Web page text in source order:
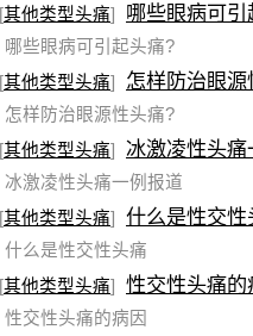
[其他类型头痛] 哪些眼病可引
哪些眼病可引起头痛?
[其他类型头痛] 怎样防治眼源
怎样防治眼源性头痛?
[其他类型头痛] 冰激凌性头痛
冰激凌性头痛一例报道
[其他类型头痛] 什么是性交性
什么是性交性头痛
[其他类型头痛] 性交性头痛的
性交性头痛的病因